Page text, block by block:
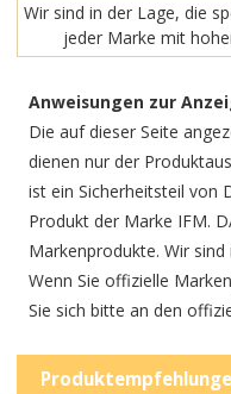
Wir sind in der Lage, die
jeder Marke mit
Anweisungen zur
Die auf dieser Seite
dienen nur der
ist ein Sicherheitsteil von
Produkt der Marke IFM.
Markenprodukte. Wir
Wenn Sie offizielle
Sie sich bitte an den